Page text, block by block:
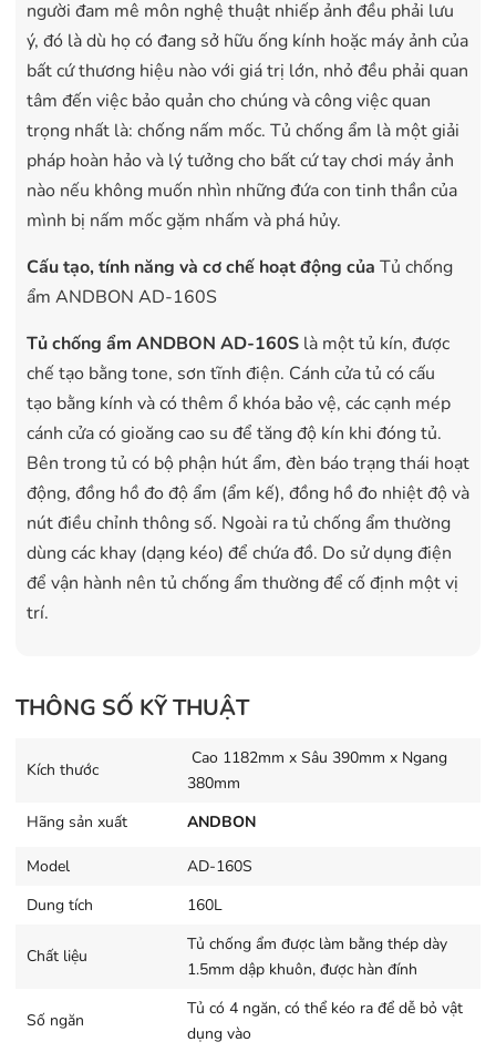
người đam mê môn nghệ thuật nhiếp ảnh đều phải lưu
ý, đó là dù họ có đang sở hữu ống kính hoặc máy ảnh của
bất cứ thương hiệu nào với giá trị lớn, nhỏ đều phải quan
tâm đến việc bảo quản cho chúng và công việc quan
trọng nhất là: chống nấm mốc. Tủ chống ẩm là một giải
pháp hoàn hảo và lý tưởng cho bất cứ tay chơi máy ảnh
nào nếu không muốn nhìn những đứa con tinh thần của
mình bị nấm mốc gặm nhấm và phá hủy.
Cấu tạo, tính năng và cơ chế hoạt động của Tủ chống
ẩm ANDBON AD-160S
Tủ chống ẩm ANDBON AD-160S là một tủ kín, được
chế tạo bằng tone, sơn tĩnh điện. Cánh cửa tủ có cấu
tạo bằng kính và có thêm ổ khóa bảo vệ, các cạnh mép
cánh cửa có gioăng cao su để tăng độ kín khi đóng tủ.
Bên trong tủ có bộ phận hút ẩm, đèn báo trạng thái hoạt
động, đồng hồ đo độ ẩm (ẩm kế), đồng hồ đo nhiệt độ và
nút điều chỉnh thông số. Ngoài ra tủ chống ẩm thường
dùng các khay (dạng kéo) để chứa đồ. Do sử dụng điện
để vận hành nên tủ chống ẩm thường để cố định một vị
trí.
THÔNG SỐ KỸ THUẬT
Kích thước
Cao 1182mm x Sâu 390mm x Ngang
380mm
Hãng sản xuất
ANDBON
Model
AD-160S
Dung tích
160L
Chất liệu
Tủ chống ẩm được làm bằng thép dày
1.5mm dập khuôn, được hàn đính
Số ngăn
Tủ có 4 ngăn, có thể kéo ra để dễ bỏ vật
dụng vào